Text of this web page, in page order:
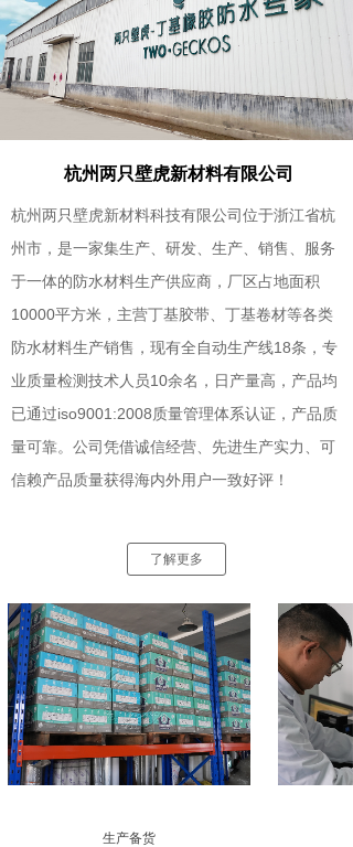
生产备货
杭州两只壁虎新材料科技有限公司位于浙江省杭
州市，是一家集生产、研发、生产、销售、服务
于一体的防水材料生产供应商，厂区占地面积
10000平方米，主营丁基胶带、丁基卷材等各类
防水材料生产销售，现有全自动生产线18条，专
业质量检测技术人员10余名，日产量高，产品均
已通过iso9001:2008质量管理体系认证，产品质
量可靠。公司凭借诚信经营、先进生产实力、可
信赖产品质量获得海内外用户一致好评！
杭州两只壁虎新材料有限公司
了解更多